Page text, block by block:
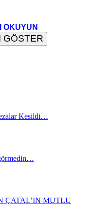
OKUYUN
Kesildi…
ÇATAL’IN MUTLU